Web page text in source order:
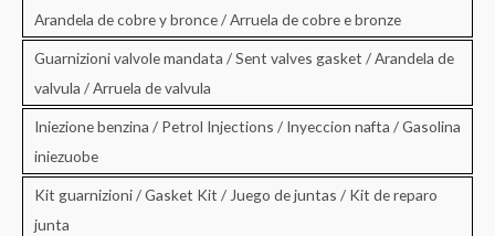
Arandela de cobre y bronce / Arruela de cobre e bronze
Guarnizioni valvole mandata / Sent valves gasket / Arandela de
valvula / Arruela de valvula
Iniezione benzina / Petrol Injections / Inyeccion nafta / Gasolina
iniezuobe
Kit guarnizioni / Gasket Kit / Juego de juntas / Kit de reparo
junta